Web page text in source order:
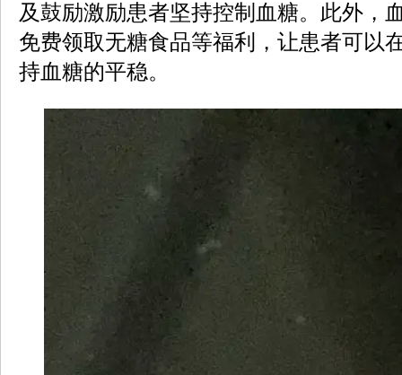
及鼓励激励患者坚持控制血糖。此外，
免费领取无糖食品等福利，让患者可以
持血糖的平稳。